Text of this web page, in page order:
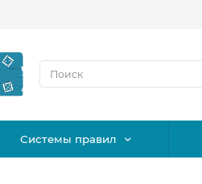
Системы правил